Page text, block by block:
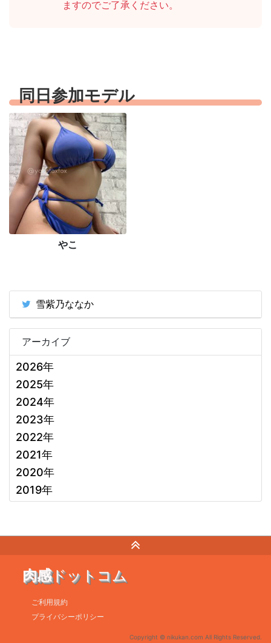
ますのでご了承ください。
同日参加モデル
やこ
雪紫乃ななか
アーカイブ
2026年
2025年
2024年
2023年
2022年
2021年
2020年
2019年
肉感ドットコム
ご利用規約
プライバシーポリシー
Copyright © nikukan.com All Rights Reserved.